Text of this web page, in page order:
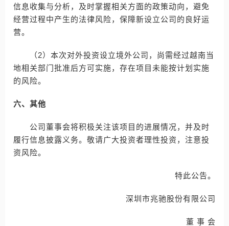
信息收集与分析，及时掌握相关方面的政策动向，避免
经营过程中产生的法律风险，保障新设立公司的良好运
营。
（2）本次对外投资设立境外公司，尚需经过越南当
地相关部门批准后方可实施，存在项目未能按计划实施
的风险。
六、其他
公司董事会将积极关注该项目的进展情况，并及时
履行信息披露义务。敬请广大投资者理性投资，注意投
资风险。
特此公告。
深圳市兆驰股份有限公司
董 事 会